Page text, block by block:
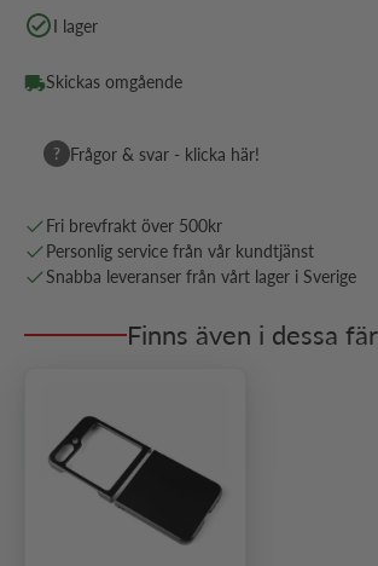
I lager
Skickas omgående
? Frågor & svar - klicka här!
Fri brevfrakt över 500kr
Personlig service från vår kundtjänst
Snabba leveranser från vårt lager i Sverige
Finns även i dessa